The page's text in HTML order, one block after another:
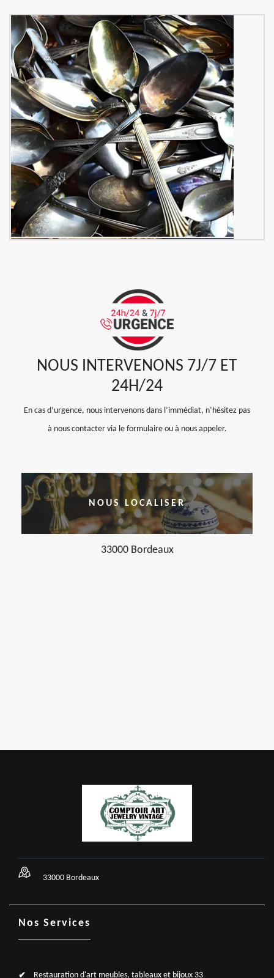
NOUS INTERVENONS 7J/7 ET
24H/24
En cas d’urgence, nous intervenons dans l’immédiat, n’hésitez pas
à nous contacter via le formulaire ou à nous appeler.
NOUS LOCALISER
33000 Bordeaux
33000 Bordeaux
Nos Services
Restauration d'art meubles, tableaux et bijoux 33